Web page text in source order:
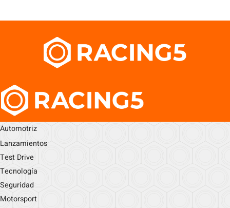
Automotriz
Lanzamientos
Test Drive
Tecnología
Seguridad
Motorsport